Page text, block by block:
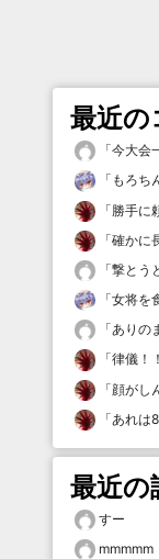
最近の
「今大会
「 もろち
「勝手に
「確かに
「撃とう
「女将を
「ありの
「律儀！
「顔がし
「あれは
最近の
すー
mmmmm